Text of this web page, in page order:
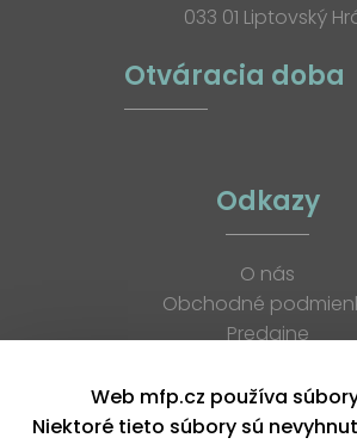
033 01 Liptovský
Otváracia doba
Odkazy
O nás
Obchodné
Predajne
K stiahnutiu
Blog
Web mfp.cz používa
Niektoré tieto súbory sú